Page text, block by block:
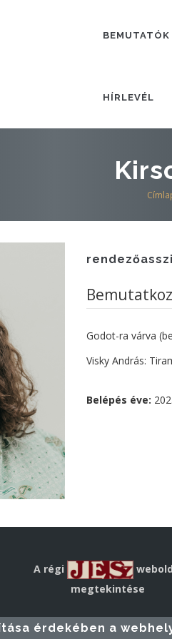
BEMUTATÓK
HÍRLEVÉL
Godot-ra várva
Visky András:
Belépés éve:
A régi
megtekintése
érdekében a